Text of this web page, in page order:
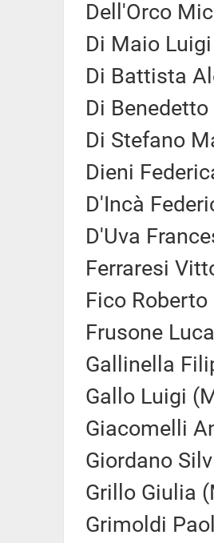
Dell'Orco
Di Maio
Di Battista
Di
Di Stefano
Dieni
D'Incà
D'Uva
Ferraresi
Fico
Frusone
Gallinella
Gallo Luigi
Giacomelli
Giordano
Grillo Giulia
Grimoldi